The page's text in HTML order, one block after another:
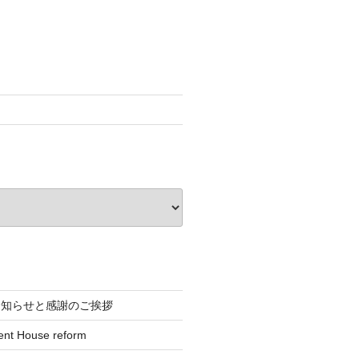
らせと感謝のご挨拶
House reform